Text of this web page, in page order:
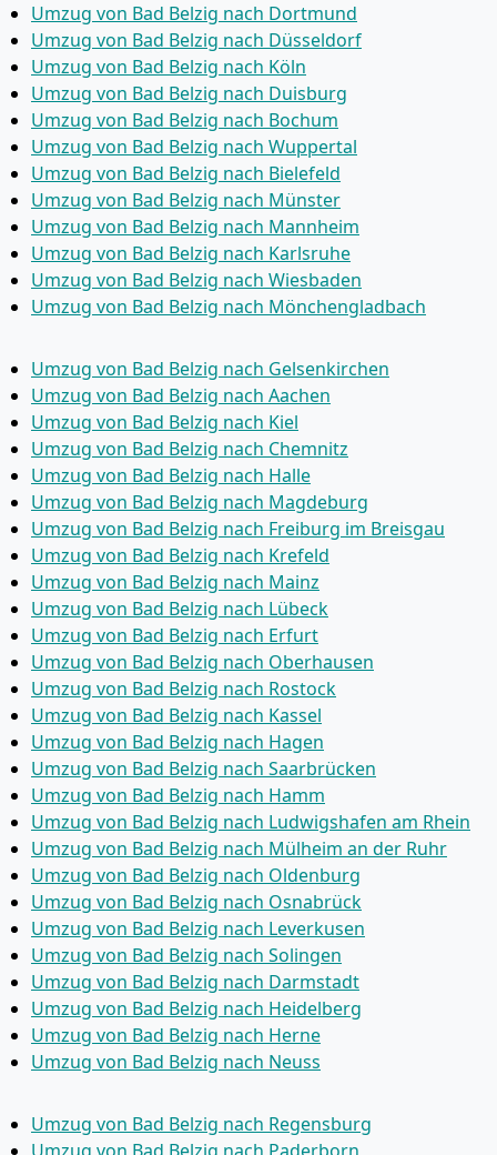
Umzug von Bad Belzig nach Dortmund
Umzug von Bad Belzig nach Düsseldorf
Umzug von Bad Belzig nach Köln
Umzug von Bad Belzig nach Duisburg
Umzug von Bad Belzig nach Bochum
Umzug von Bad Belzig nach Wuppertal
Umzug von Bad Belzig nach Bielefeld
Umzug von Bad Belzig nach Münster
Umzug von Bad Belzig nach Mannheim
Umzug von Bad Belzig nach Karlsruhe
Umzug von Bad Belzig nach Wiesbaden
Umzug von Bad Belzig nach Mönchen­gladbach
Umzug von Bad Belzig nach Gelsenkirchen
Umzug von Bad Belzig nach Aachen
Umzug von Bad Belzig nach Kiel
Umzug von Bad Belzig nach Chemnitz
Umzug von Bad Belzig nach Halle
Umzug von Bad Belzig nach Magdeburg
Umzug von Bad Belzig nach Freiburg im Breisgau
Umzug von Bad Belzig nach Krefeld
Umzug von Bad Belzig nach Mainz
Umzug von Bad Belzig nach Lübeck
Umzug von Bad Belzig nach Erfurt
Umzug von Bad Belzig nach Oberhausen
Umzug von Bad Belzig nach Rostock
Umzug von Bad Belzig nach Kassel
Umzug von Bad Belzig nach Hagen
Umzug von Bad Belzig nach Saarbrücken
Umzug von Bad Belzig nach Hamm
Umzug von Bad Belzig nach Ludwigshafen am Rhein
Umzug von Bad Belzig nach Mülheim an der Ruhr
Umzug von Bad Belzig nach Oldenburg
Umzug von Bad Belzig nach Osnabrück
Umzug von Bad Belzig nach Leverkusen
Umzug von Bad Belzig nach Solingen
Umzug von Bad Belzig nach Darmstadt
Umzug von Bad Belzig nach Heidelberg
Umzug von Bad Belzig nach Herne
Umzug von Bad Belzig nach Neuss
Umzug von Bad Belzig nach Regensburg